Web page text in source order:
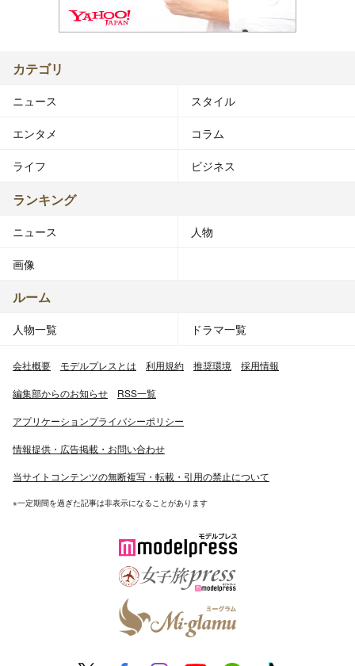
カテゴリ
ニュース スタイル
エンタメ コラム
ライフ ビジネス
ランキング
ニュース 人物
画像
ルーム
人物一覧 ドラマ一覧
会社概要 モデルプレスとは 利用規約 推奨環境 採用情報
編集部からのお知らせ RSS一覧
アプリケーションプライバシーポリシー
情報提供・広告掲載・お問い合わせ
当サイトコンテンツの無断複写・転載・引用の禁止について
※一定期間を過ぎた記事は非表示になることがあります